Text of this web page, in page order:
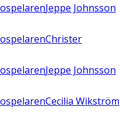
Jeppe Johnsson
Christer
Jeppe Johnsson
Cecilia Wikström